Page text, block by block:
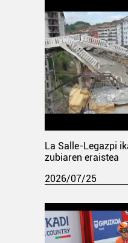
La Salle-Legazpi
zubiaren eraistea
2026/07/25